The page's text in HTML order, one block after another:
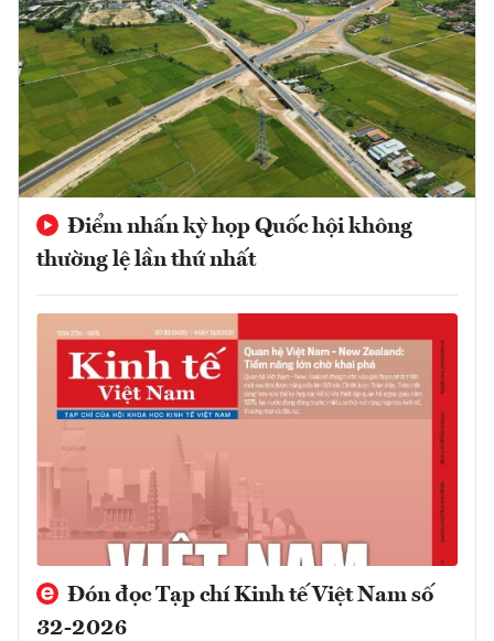
Điểm nhấn kỳ họp Quốc hội không
thường lệ lần thứ nhất
Đón đọc Tạp chí Kinh tế Việt Nam số
32-2026